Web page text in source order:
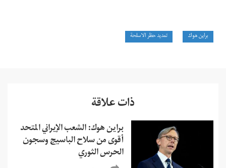
براين هوك تمديد حظر الاسلحة
ذات علاقة
براين هوك: الشعب الإيراني المتحد
أقوى من سلاح الباسيج وسجون
الحرس الثوري